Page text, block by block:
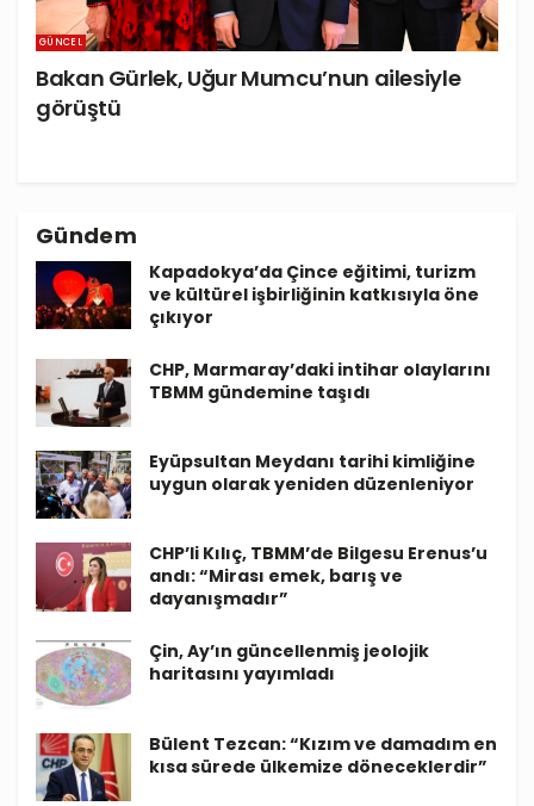
GÜNCEL
Bakan Gürlek, Uğur Mumcu’nun ailesiyle
görüştü
Gündem
Kapadokya’da Çince eğitimi, turizm
ve kültürel işbirliğinin katkısıyla öne
çıkıyor
CHP, Marmaray’daki intihar olaylarını
TBMM gündemine taşıdı
Eyüpsultan Meydanı tarihi kimliğine
uygun olarak yeniden düzenleniyor
CHP’li Kılıç, TBMM’de Bilgesu Erenus’u
andı: “Mirası emek, barış ve
dayanışmadır”
Çin, Ay’ın güncellenmiş jeolojik
haritasını yayımladı
Bülent Tezcan: “Kızım ve damadım en
kısa sürede ülkemize döneceklerdir”